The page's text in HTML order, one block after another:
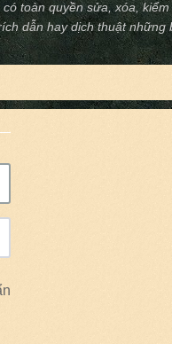
toàn quyền sửa, xóa,
dẫn hay dịch thuật